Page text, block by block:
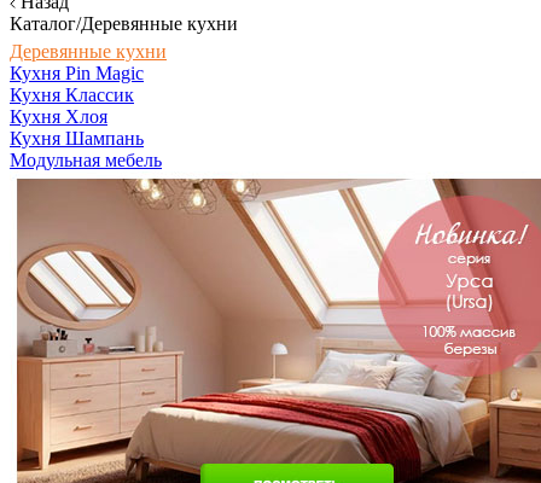
Каталог/Деревянные кухни
Деревянные кухни
Кухня Pin Magic
Кухня Классик
Кухня Хлоя
Кухня Шампань
Модульная мебель